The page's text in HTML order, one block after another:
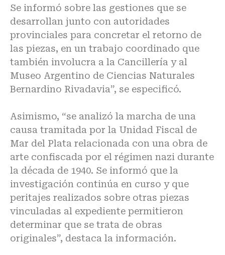
Se informó sobre las gestiones que se
desarrollan junto con autoridades
provinciales para concretar el retorno de
las piezas, en un trabajo coordinado que
también involucra a la Cancillería y al
Museo Argentino de Ciencias Naturales
Bernardino Rivadavia”, se especificó.
Asimismo, “se analizó la marcha de una
causa tramitada por la Unidad Fiscal de
Mar del Plata relacionada con una obra de
arte confiscada por el régimen nazi durante
la década de 1940. Se informó que la
investigación continúa en curso y que
peritajes realizados sobre otras piezas
vinculadas al expediente permitieron
determinar que se trata de obras
originales”, destaca la información.